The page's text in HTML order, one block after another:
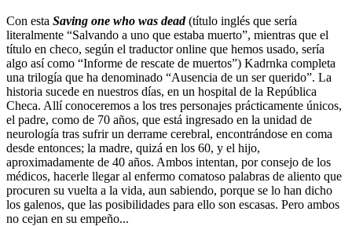
Con esta Saving one who was dead(título inglés que sería
literalmente “Salvando a uno que estaba muerto”, mientras que el
título en checo, según el traductor online que hemos usado, sería
algo así como “Informe de rescate de muertos”) Kadrnka completa
una trilogía que ha denominado “Ausencia de un ser querido”. La
historia sucede en nuestros días, en un hospital de la República
Checa. Allí conoceremos a los tres personajes prácticamente únicos,
el padre, como de 70 años, que está ingresado en la unidad de
neurología tras sufrir un derrame cerebral, encontrándose en coma
desde entonces; la madre, quizá en los 60, y el hijo,
aproximadamente de 40 años. Ambos intentan, por consejo de los
médicos, hacerle llegar al enfermo comatoso palabras de aliento que
procuren su vuelta a la vida, aun sabiendo, porque se lo han dicho
los galenos, que las posibilidades para ello son escasas. Pero ambos
no cejan en su empeño...